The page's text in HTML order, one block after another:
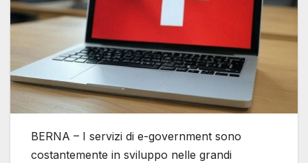
BERNA – I servizi di e-government sono
costantemente in sviluppo nelle grandi